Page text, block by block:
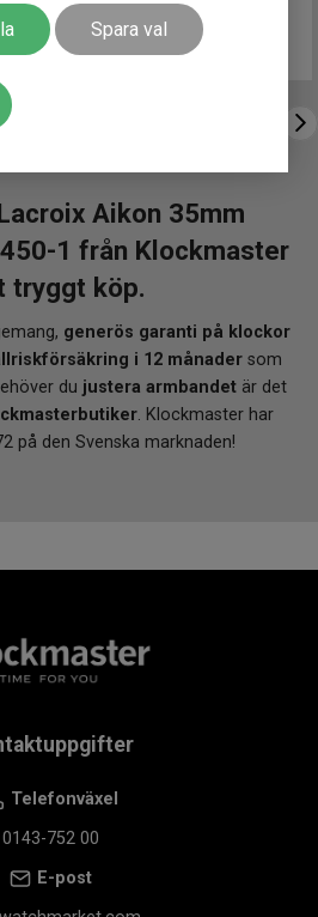
Spara val
Aikon 35mm
1 från Klockmaster
tryggt köp.
generös garanti på klockor
i 12 månader som
du justera armbandet är det
. Klockmaster har
på den Svenska marknaden!
Telefonväxel
0143-752 00
E-post